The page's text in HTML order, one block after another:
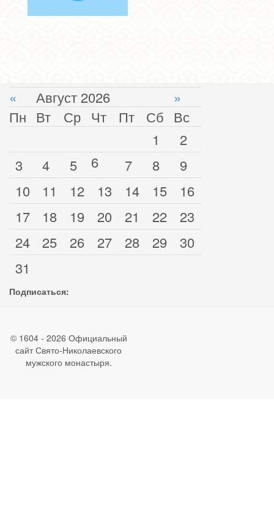
« Август 2026
»
Пн Вт Ср Чт Пт Сб Вс
1
2
3
4 5 6 7 8
9
10
11 12 13 14 15
16
17
18 19 20 21 22
23
24
25 26 27 28 29
30
31
Подписаться:
© 1604 - 2026 Официальный
сайт Свято-Николаевского
мужского монастыря.